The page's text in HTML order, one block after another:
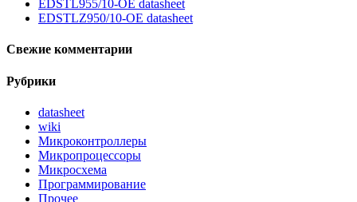
EDSTL955/10-OE datasheet
EDSTLZ950/10-OE datasheet
Свежие комментарии
Рубрики
datasheet
wiki
Микроконтроллеры
Микропроцессоры
Микросхема
Программирование
Прочее